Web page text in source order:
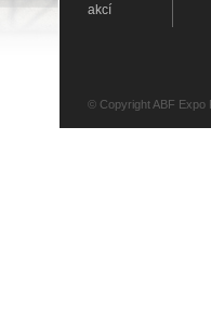
akcí
© Copyright ABF Expo